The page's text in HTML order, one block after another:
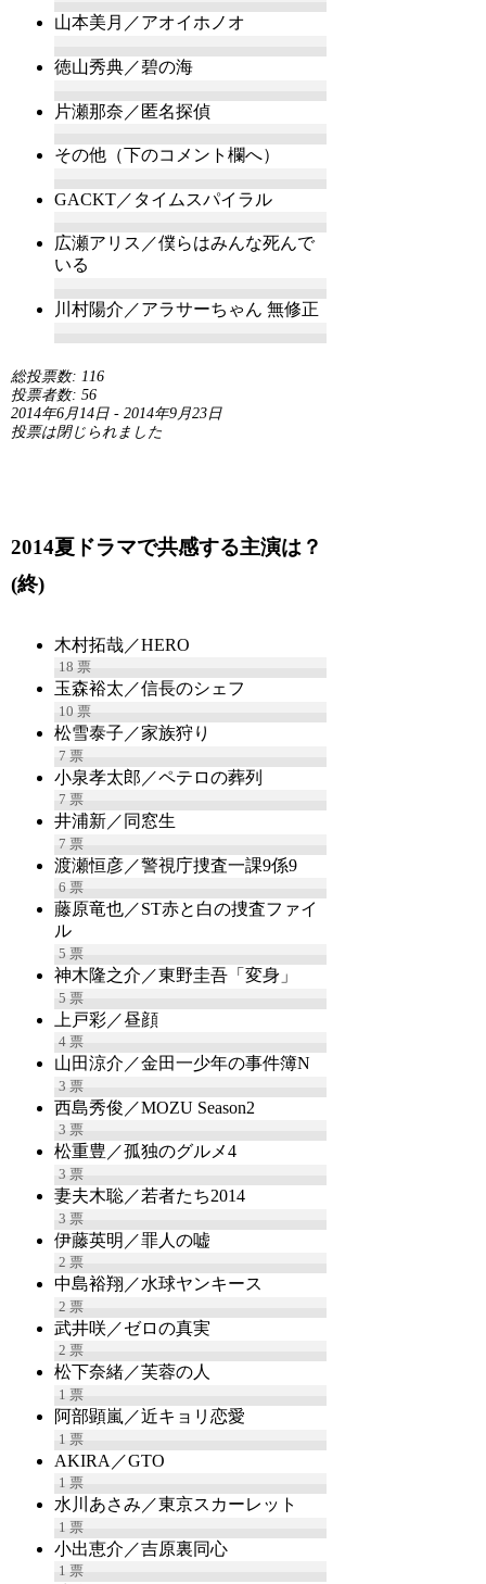
山本美月／アオイホノオ
徳山秀典／碧の海
片瀬那奈／匿名探偵
その他（下のコメント欄へ）
GACKT／タイムスパイラル
広瀬アリス／僕らはみんな死んで
いる
川村陽介／アラサーちゃん 無修正
総投票数: 116
投票者数: 56
2014年6月14日 -2014年9月23日
投票は閉じられました
2014夏ドラマで共感する主演は？
(終)
木村拓哉／HERO
18 票
玉森裕太／信長のシェフ
10 票
松雪泰子／家族狩り
7 票
小泉孝太郎／ペテロの葬列
7 票
井浦新／同窓生
7 票
渡瀬恒彦／警視庁捜査一課9係9
6 票
藤原竜也／ST赤と白の捜査ファイ
ル
5 票
神木隆之介／東野圭吾「変身」
5 票
上戸彩／昼顔
4 票
山田涼介／金田一少年の事件簿N
3 票
西島秀俊／MOZU Season2
3 票
松重豊／孤独のグルメ4
3 票
妻夫木聡／若者たち2014
3 票
伊藤英明／罪人の嘘
2 票
中島裕翔／水球ヤンキース
2 票
武井咲／ゼロの真実
2 票
松下奈緒／芙蓉の人
1 票
阿部顕嵐／近キョリ恋愛
1 票
AKIRA／GTO
1 票
水川あさみ／東京スカーレット
1 票
小出恵介／吉原裏同心
1 票